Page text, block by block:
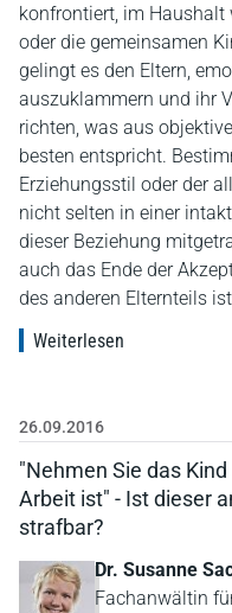
konfrontiert, im
oder die gemeinsamen
gelingt es den Eltern,
auszuklammern und ihr
richten, was aus
besten entspricht.
Erziehungsstil oder der
nicht selten in einer
dieser Beziehung
auch das Ende der
des anderen Elternteils
Weiterlesen
26.09.2016
"Nehmen Sie das
Arbeit ist" - Ist dieser
strafbar?
Dr. Susanne
Fachanwältin